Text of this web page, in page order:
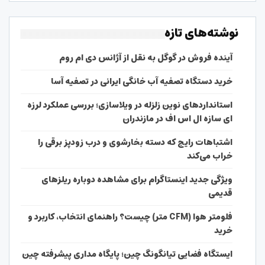
نوشته‌های تازه
آینده فروش در گوگل به نقل از آژانس دی ام روم
خرید دستگاه تصفیه آب خانگی ایرانی در تصفیه آسا
استانداردهای نوین زلزله در ویلاسازی؛ بررسی عملکرد لرزه
ای سازه ال اس اف در مازندران
اشتباهات رایج که دسته بخارشوی و درب زودپز برقی را
خراب می‌کند
ویژگی جدید اینستاگرام برای مشاهده دوباره ریلزهای
قدیمی
فلومتر هوا (CFM متر) چیست؟ راهنمای انتخاب، کاربرد و
خرید
ایستگاه فضایی تیانگونگ چین؛ پایگاه مداری پیشرفته چین